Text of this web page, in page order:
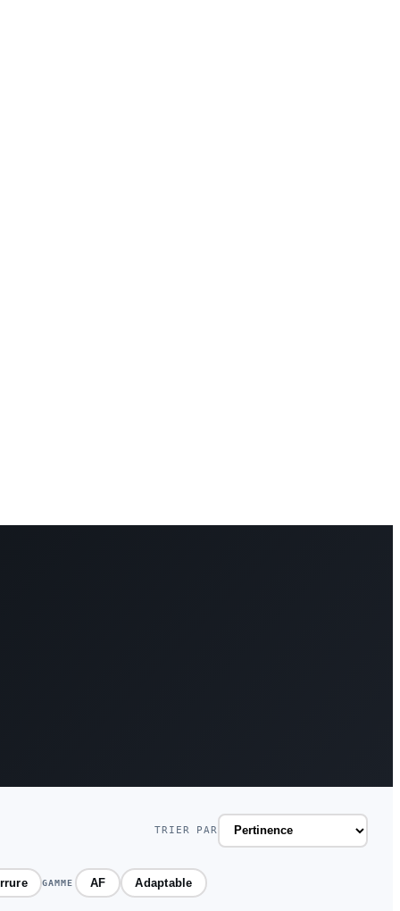
TRIER PAR
GAMME AF Adaptable